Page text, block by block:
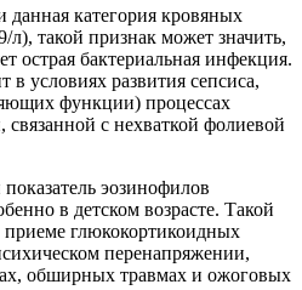
категория кровяных
такой признак может значить,
острая бактериальная инфекция.
условиях развития сепсиса,
функции) процессах
связанной с нехваткой фолиевой
эозинофилов
в детском возрасте. Такой
глюкокортикоидных
перенапряжении,
обширных травмах и ожоговых